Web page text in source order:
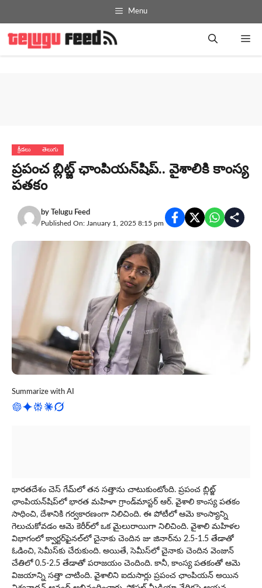
Menu
క్రీడలు తెలుగు
ప్రపంచ బ్లిట్జ్ ఛాంపియన్‌షిప్‌.. వైశాలికి కాంస్య
పతకం
by Telugu Feed
Published On: January 1, 2025 8:15 pm
Summarize with AI
భారతదేశం చెస్ గేమ్‌లో తన సత్తాను చాటుకుంటోంది. ప్రపంచ బ్లిట్జ్
ఛాంపియన్‌షిప్‌లో భారత మహిళా గ్రాండ్‌మాస్టర్ ఆర్. వైశాలి కాంస్య పతకం
సాధించి, దేశానికి గర్వకారణంగా నిలిచింది. ఈ పోటీలో ఆమె కాంస్యాన్ని
గెలుచుకోవడం ఆమె కెరీర్‌లో ఒక‌ మైలురాయిగా నిలిచింది. వైశాలి మహిళల
విభాగంలో క్వార్టర్‌ఫైనల్‌లో చైనాకు చెందిన జు జినార్‌ను 2.5-1.5 తేడాతో
ఓడించి, సెమీస్‌కు చేరుకుంది. అయితే, సెమీస్‌లో చైనాకు చెందిన వెంజున్
చేతిలో 0.5-2.5 తేడాతో పరాజయం చెందింది. కానీ, కాంస్య పతకంతో ఆమె
విజయాన్ని సత్తా చాటింది. వైశాలిని ఐదుసార్లు ప్రపంచ ఛాంపియన్ అయిన